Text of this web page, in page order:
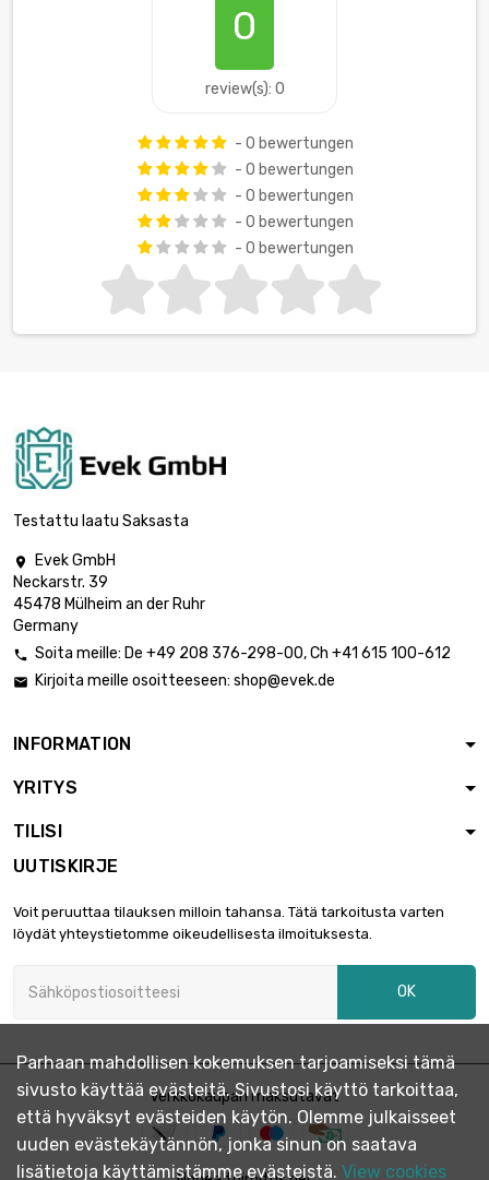
0
review(s): 0
- 0 bewertungen
- 0 bewertungen
- 0 bewertungen
- 0 bewertungen
- 0 bewertungen
Testattu laatu Saksasta

Evek GmbH
Neckarstr. 39
45478 Mülheim an der Ruhr
Germany
 Soita meille: De +49 208 376-298-00, Ch +41 615 100-612
 Kirjoita meille osoitteeseen: shop@evek.de
INFORMATION
YRITYS
TILISI
UUTISKIRJE
Voit peruuttaa tilauksen milloin tahansa. Tätä tarkoitusta varten
löydät yhteystietomme oikeudellisesta ilmoituksesta.
OK
Verkkokaupan maksutavat
Parhaan mahdollisen kokemuksen tarjoamiseksi tämä
sivusto käyttää evästeitä. Sivustosi käyttö tarkoittaa,
että hyväksyt evästeiden käytön. Olemme julkaisseet
uuden evästekäytännön, jonka sinun on saatava
lisätietoja käyttämistämme evästeistä. View cookies